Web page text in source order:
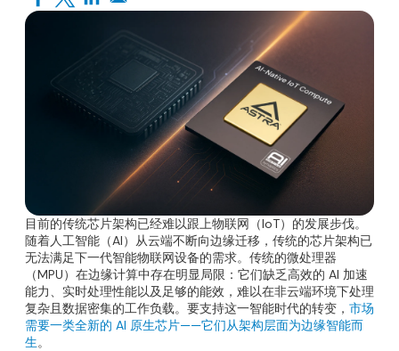
目前的传统芯片架构已经难以跟上物联网（IoT）的发展步伐。
随着人工智能（AI）从云端不断向边缘迁移，传统的芯片架构已
无法满足下一代智能物联网设备的需求。传统的微处理器
（MPU）在边缘计算中存在明显局限：它们缺乏高效的 AI 加速
能力、实时处理性能以及足够的能效，难以在非云端环境下处理
复杂且数据密集的工作负载。要支持这一智能时代的转变， 市场
需要一类全新的 AI 原生芯片——它们从架构层面为边缘智能而
生。